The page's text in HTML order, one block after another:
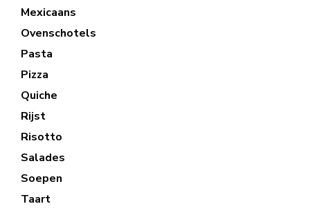
Mexicaans
Ovenschotels
Pasta
Pizza
Quiche
Rijst
Risotto
Salades
Soepen
Taart